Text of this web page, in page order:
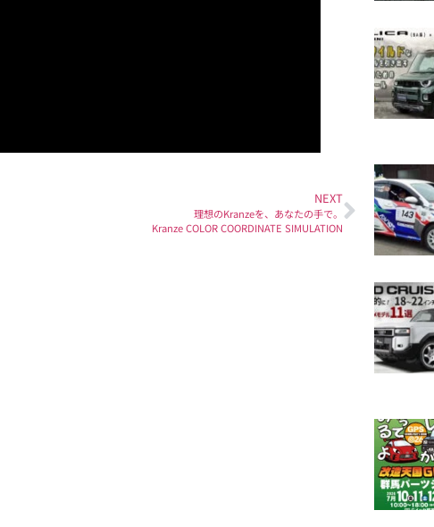
NEXT
理想のKranzeを、あなたの手で。
Kranze COLOR COORDINATE SIMULATION